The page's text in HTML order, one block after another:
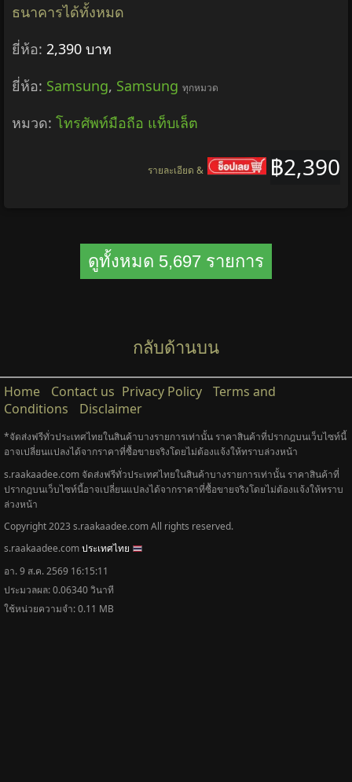
ธนาคารได้ทั้งหมด
ยี่ห้อ: 2,390 บาท
ยี่ห้อ: Samsung, Samsung ทุกหมวด
หมวด: โทรศัพท์มือถือ แท็บเล็ต
฿2,390
รายละเอียด &
ดูทั้งหมด 5,697 รายการ
กลับด้านบน
Home Contact us Privacy Policy
Terms and
Conditions
Disclaimer
*จัดส่งฟรีทั่วประเทศไทยในสินค้าบางรายการเท่านั้น ราคาสินค้าที่ปรากฎบนเว็บไซท์นี้
อาจเปลี่ยนแปลงได้จากราคาที่ซื้อขายจริงโดยไม่ต้องแจ้งให้ทราบล่วงหน้า
s.raakaadee.com จัดส่งฟรีทั่วประเทศไทยในสินค้าบางรายการเท่านั้น ราคาสินค้าที่
ปรากฎบนเว็บไซท์นี้อาจเปลี่ยนแปลงได้จากราคาที่ซื้อขายจริงโดยไม่ต้องแจ้งให้ทราบ
ล่วงหน้า
Copyright 2023 s.raakaadee.com All rights reserved.
s.raakaadee.comประเทศไทย
อา. 9 ส.ค. 2569 16:15:11
ประมวลผล: 0.06340 วินาที
ใช้หน่วยความจำ: 0.11 MB